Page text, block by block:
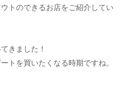
トのできるお店をご紹介してい
きました！
トを買いたくなる時期ですね。